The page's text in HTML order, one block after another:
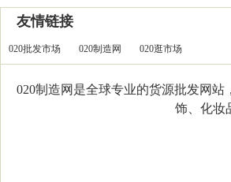
友情链接
020批发市场 020制造网 020逛市场
020制造网是全球专业的货源批发网
饰、化妆